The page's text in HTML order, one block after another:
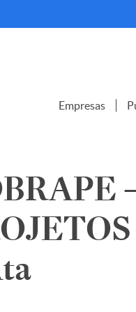
Empresas